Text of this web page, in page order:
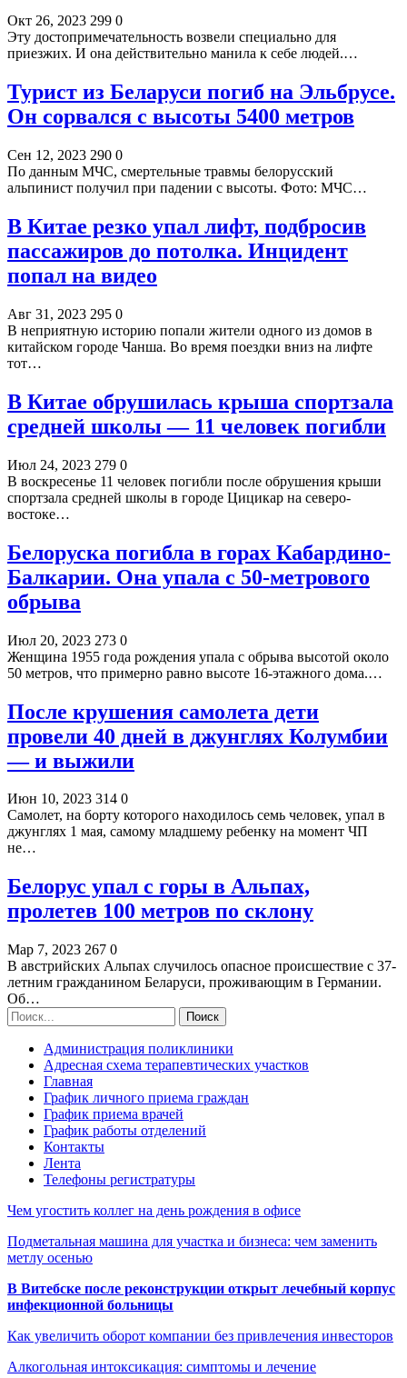
Окт 26, 2023 299 0
Эту достопримечательность возвели специально для
приезжих. И она действительно манила к себе людей.…
Турист из Беларуси погиб на Эльбрусе.
Он сорвался с высоты 5400 метров
Сен 12, 2023 290 0
По данным МЧС, смертельные травмы белорусский
альпинист получил при падении с высоты. Фото: МЧС…
В Китае резко упал лифт, подбросив
пассажиров до потолка. Инцидент
попал на видео
Авг 31, 2023 295 0
В неприятную историю попали жители одного из домов в
китайском городе Чанша. Во время поездки вниз на лифте
тот…
В Китае обрушилась крыша спортзала
средней школы — 11 человек погибли
Июл 24, 2023 279 0
В воскресенье 11 человек погибли после обрушения крыши
спортзала средней школы в городе Цицикар на северо-
востоке…
Белоруска погибла в горах Кабардино-
Балкарии. Она упала с 50-метрового
обрыва
Июл 20, 2023 273 0
Женщина 1955 года рождения упала с обрыва высотой около
50 метров, что примерно равно высоте 16-этажного дома.…
После крушения самолета дети
провели 40 дней в джунглях Колумбии
— и выжили
Июн 10, 2023 314 0
Самолет, на борту которого находилось семь человек, упал в
джунглях 1 мая, самому младшему ребенку на момент ЧП
не…
Белорус упал с горы в Альпах,
пролетев 100 метров по склону
Мар 7, 2023 267 0
В австрийских Альпах случилось опасное происшествие с 37-
летним гражданином Беларуси, проживающим в Германии.
Об…
Администрация поликлиники
Адресная схема терапевтических участков
Главная
График личного приема граждан
График приема врачей
График работы отделений
Контакты
Лента
Телефоны регистратуры
Чем угостить коллег на день рождения в офисе
Подметальная машина для участка и бизнеса: чем заменить
метлу осенью
В Витебске после реконструкции открыт лечебный корпус
инфекционной больницы
Как увеличить оборот компании без привлечения инвесторов
Алкогольная интоксикация: симптомы и лечение